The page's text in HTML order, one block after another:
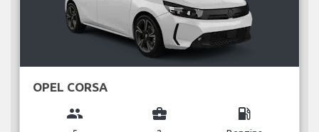
OPEL CORSA
group business_center local_gas_station